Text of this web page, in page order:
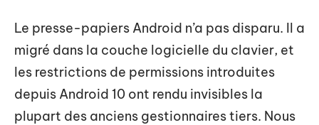
Le presse-papiers Android n’a pas disparu. Il a
migré dans la couche logicielle du clavier, et
les restrictions de permissions introduites
depuis Android 10 ont rendu invisibles la
plupart des anciens gestionnaires tiers. Nous